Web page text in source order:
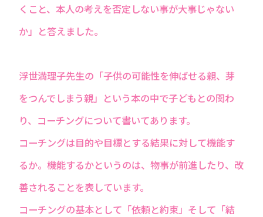
くこと、本人の考えを否定しない事が大事じゃない
か」と答えました。
浮世満理子先生の「子供の可能性を伸ばせる親、芽
をつんでしまう親」という本の中で子どもとの関わ
り、コーチングについて書いてあります。
コーチングは目的や目標とする結果に対して機能す
るか。機能するかというのは、物事が前進したり、改
善されることを表しています。
コーチングの基本として「依頼と約束」そして「結